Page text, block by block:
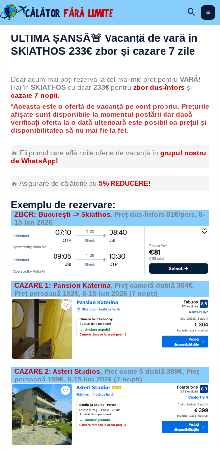
Skip
to
content
Search
ULTIMA ȘANSĂ🚨 Vacanță de vară în
SKIATHOS 233€ zbor și cazare 7 zile
Doar acum mai poți rezerva la cel mai mic preț pentru VARĂ!
Hai în SKIATHOScu doar 233€ pentru zbor dus-întorsși
cazare 7 nopți.
*Aceasta este o ofertă de vacanță pe cont propriu. Prețurile
afișate sunt disponibile la momentul postării dar dacă
verificați oferta la o dată ulterioară este posibil ca prețul și
disponibilitatea să nu mai fie la fel.
🔥 Fii primul care află noile oferte de vacanță în grupul nostru
de WhatsApp!
🔥 Asigurare de călătorie cu 5% REDUCERE!
Exemplu de rezervare:
ZBOR: București -> Skiathos, Preț dus-întors 81€/pers, 8-
15 Iun 2026
CAZARE 1: Pansion Katerina, Preț cameră dublă 304€,
Preț persoană 152€, 8-15 Iun 2026 (7 nopți)
CAZARE 2: Asteri Studios, Preț cameră dublă 399€, Preț
persoană 199€, 8-15 Iun 2026 (7 nopți)